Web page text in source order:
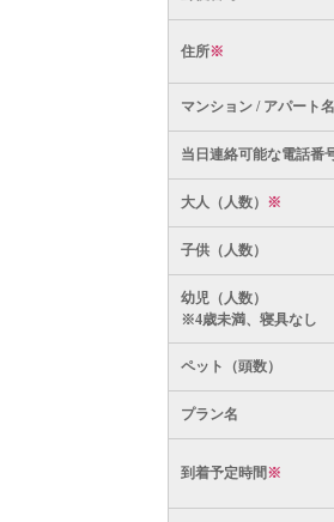
住所※
マンション / アパート名
当日連絡可能な電話番
大人（人数） ※
子供（人数）
幼児（人数）
※4歳未満、寝具なし
ペット（頭数）
プラン名
到着予定時間※